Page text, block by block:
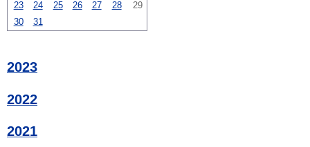
23 24 25 26 27 28
29
30
31
2023
2022
2021